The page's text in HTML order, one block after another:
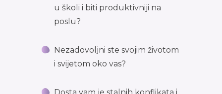
u školi i biti produktivniji na
poslu?
Nezadovoljni ste svojim životom
i svijetom oko vas?